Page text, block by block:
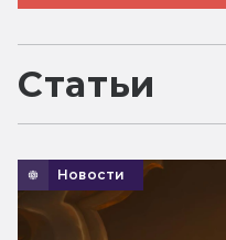
Статьи
Новости